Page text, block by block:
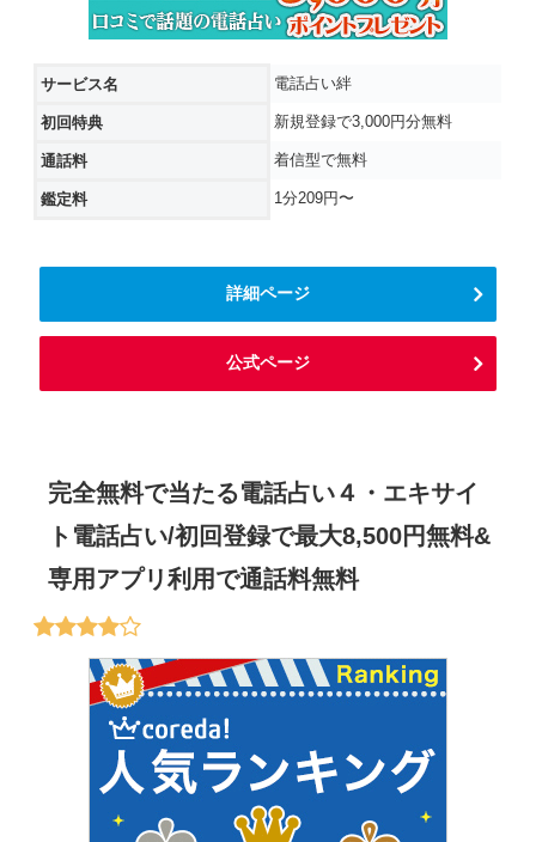
サービス名 電話占い絆
初回特典 新規登録で3,000円分無料
通話料 着信型で無料
鑑定料 1分209円〜
詳細ページ
公式ページ
完全無料で当たる電話占い４・エキサイ
ト電話占い/初回登録で最大8,500円無料&
専用アプリ利用で通話料無料